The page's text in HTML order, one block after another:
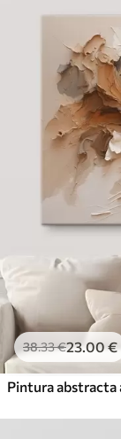
38.33€23.00€
Pintura abstracta